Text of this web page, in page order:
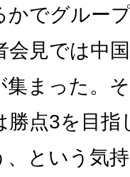
でグルー
会見では中
集まった。
勝点3を目
、という気